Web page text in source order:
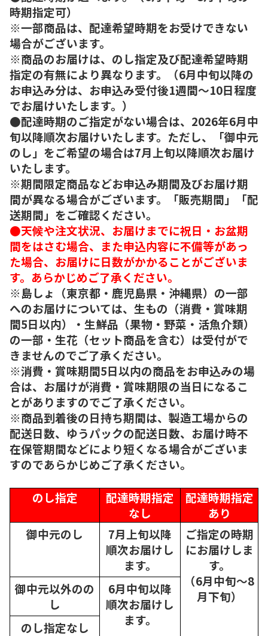
時期指定可）
※一部商品は、配達希望時期をお受けできない
場合がございます。
※商品のお届けは、のし指定及び配達希望時期
指定の有無により異なります。（6月中旬以降の
お申込み分は、お申込み受付後1週間～10日程度
でお届けいたします。）
●配達時期のご指定がない場合は、2026年6月中
旬以降順次お届けいたします。ただし、「御中元
のし」をご希望の場合は7月上旬以降順次お届け
いたします。
※期間限定商品などお申込み期間及びお届け期
間が異なる場合がございます。「販売期間」「配
送期間」をご確認ください。
●天候や注文状況、お届けまでに祝日・お盆期
間をはさむ場合、また申込内容に不備等があっ
た場合、お届けに日数がかかることがございま
す。あらかじめご了承ください。
※島しょ（東京都・鹿児島県・沖縄県）の一部
へのお届けについては、生もの（消費・賞味期
間5日以内）・生鮮品（果物・野菜・活魚介類）
の一部・生花（セット商品を含む）は受付がで
きませんのでご了承ください。
※消費・賞味期間5日以内の商品をお申込みの場
合は、お届けが消費・賞味期限の当日になるこ
とがありますのでご了承ください。
※商品到着後の日持ち期間は、製造工場からの
配送日数、ゆうパックの配送日数、お届け時不
在保管期間などにより短くなる場合がございま
すのであらかじめご了承ください。
のし指定
配達時期指定
なし
配達時期指定
あり
御中元のし
7月上旬以降
順次お届けし
ます。
ご指定の時期
にお届けしま
す。
（6月中旬～8
月下旬）
御中元以外のの
し
6月中旬以降
順次お届けし
ます。
のし指定なし